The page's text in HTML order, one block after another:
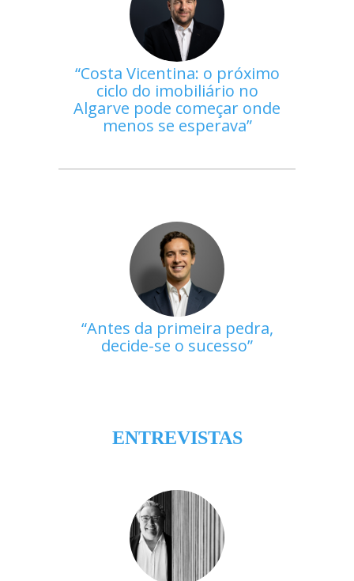
Costa Vicentina: o próximo
ciclo do imobiliário no
Algarve pode começar onde
menos se esperava
Antes da primeira pedra,
decide-se o sucesso
ENTREVISTAS